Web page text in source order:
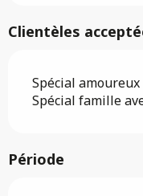
Clientèles
Spécial amoureux
Spécial famille
Période